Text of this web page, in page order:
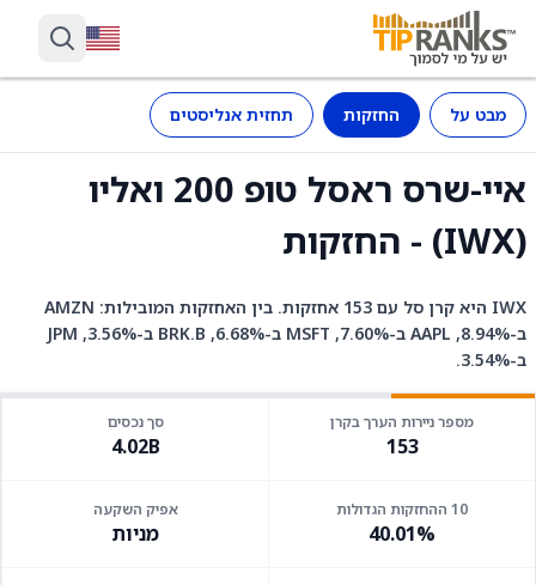
מבט על החזקות תחזית אנליסטים
איי-שרס ראסל טופ 200 ואליו
(IWX) - החזקות
IWX היא קרן סל עם 153 אחזקות. בין האחזקות המובילות: AMZN
ב-8.94%, AAPL ב-7.60%, MSFT ב-6.68%, BRK.B ב-3.56%, JPM
ב-3.54%.
מספר ניירות הערך בקרן
153
סך נכסים
4.02B
10 ההחזקות הגדולות
40.01%
אפיק השקעה
מניות